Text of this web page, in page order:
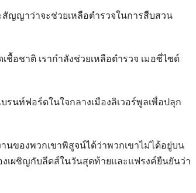
สัญญาว่าจะช่วยเหลือตำรวจในการสืบสวน
อชาติ เรากำลังช่วยเหลือตำรวจ เมอซี่ไซด์
นท์ฟอร์ดในใจกลางเมืองลิเวอร์พูลเพื่อปลุก
นของพวกเขาพิสูจน์ได้ว่าพวกเขาไม่ได้อยู่บน
งเผชิญกับลีดส์ในวันสุดท้ายและแฟรงค์ยืนยันว่า